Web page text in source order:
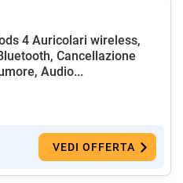
4 Auricolari wireless,
Cancellazione
Audio...
VEDI OFFERTA